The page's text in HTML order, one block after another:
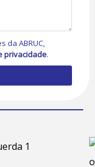
da ABRUC,
privacidade.